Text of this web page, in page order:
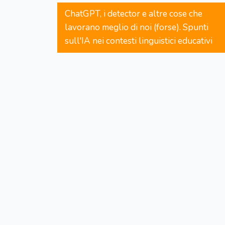
ChatGPT, i detector e altre cose che
lavorano meglio di noi (forse). Spunti
sull'IA nei contesti linguistici educativi